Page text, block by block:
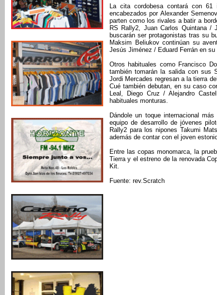
La cita cordobesa contará con 61
encabezados por Alexander
parten como los rivales a batir a
RS Rally2, Juan Carlos Quintana /
buscarán ser protagonistas tras su
Maksim Beliukov continúan su
Jesús Jiménez / Eduard Ferrán en
Otros habituales como Francisco
también tomarán la salida con sus
Jordi Mercades regresan a la tierra
Cué también debutan, en su caso
Leal, Diego Cruz / Alejandro
habituales monturas.
Dándole un toque internacional
equipo de desarrollo de jóvenes
Rally2 para los nipones Takumi
además de contar con el joven
Entre las copas monomarca, la
Tierra y el estreno de la renovada
Kit.
Fuente: rev.Scratch